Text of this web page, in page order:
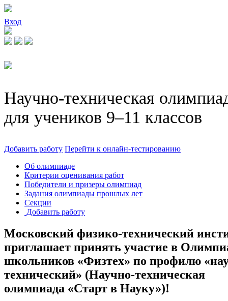
Вход
Научно-техническая
для учеников 9–11 классов
Добавить работу Перейти к онлайн-тестированию
Об олимпиаде
Критерии оценивания работ
Победители и призеры олимпиад
Задания олимпиады прошлых лет
Секции
Добавить работу
Московский физико-технический
приглашает принять участие в
школьников «Физтех» по профилю
технический» (Научно-техническая
олимпиада «Старт в Науку»)!